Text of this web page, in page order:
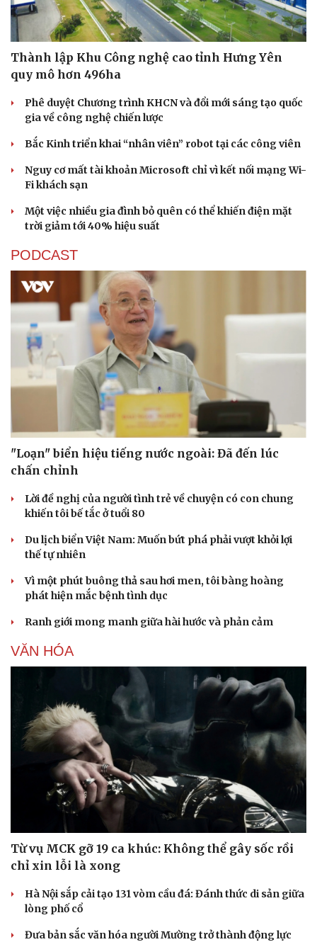
Sức khỏe
Dinh dưỡng - món ngon
Cây thuốc
Sản phụ khoa
Nhi khoa
Nam khoa
Làm đẹp - giảm cân
Phòng mạch online
Ăn sạch sống khỏe
Đời sống
Thành lập Khu Công nghệ cao tỉnh Hưng Yên
quy mô hơn 496ha
Phê duyệt Chương trình KHCN và đổi mới sáng tạo quốc
gia về công nghệ chiến lược
Bắc Kinh triển khai “nhân viên” robot tại các công viên
Nguy cơ mất tài khoản Microsoft chỉ vì kết nối mạng Wi-
Fi khách sạn
Một việc nhiều gia đình bỏ quên có thể khiến điện mặt
trời giảm tới 40% hiệu suất
PODCAST
"Loạn" biển hiệu tiếng nước ngoài: Đã đến lúc
chấn chỉnh
Lời đề nghị của người tình trẻ về chuyện có con chung
khiến tôi bế tắc ở tuổi 80
Du lịch biển Việt Nam: Muốn bứt phá phải vượt khỏi lợi
thế tự nhiên
Vì một phút buông thả sau hơi men, tôi bàng hoàng
phát hiện mắc bệnh tình dục
Ranh giới mong manh giữa hài hước và phản cảm
VĂN HÓA
Từ vụ MCK gỡ 19 ca khúc: Không thể gây sốc rồi
chỉ xin lỗi là xong
Hà Nội sắp cải tạo 131 vòm cầu đá: Đánh thức di sản giữa
lòng phố cổ
Đưa bản sắc văn hóa người Mường trở thành động lực